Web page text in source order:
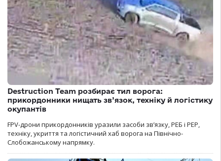
Destruction Team розбирає тил ворога:
прикордонники нищать зв’язок, техніку й логістику
окупантів
FPV-дрони прикордонників уразили засоби зв’язку, РЕБ і РЕР,
техніку, укриття та логістичний хаб ворога на Північно-
Слобожанському напрямку.